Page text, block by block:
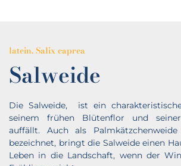
latein. Salix caprea
Salweide
Die Salweide, ist ein
seinem frühen Blütenflor und
auffällt. Auch als
bezeichnet, bringt die Salweide einen
Leben in die Landschaft, wenn der